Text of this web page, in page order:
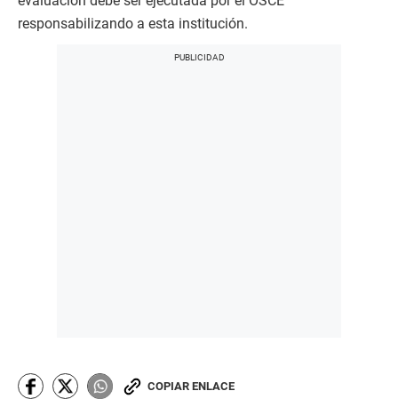
responsabilizando a esta institución.
COPIAR ENLACE